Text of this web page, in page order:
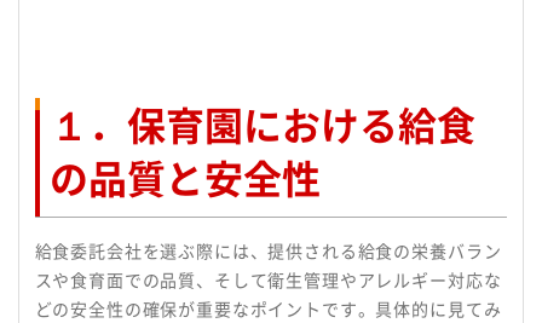
１．保育園における給食
の品質と安全性
給食委託会社を選ぶ際には、提供される給食の栄養バラン
スや食育面での品質、そして衛生管理やアレルギー対応な
どの安全性の確保が重要なポイントです。具体的に見てみ